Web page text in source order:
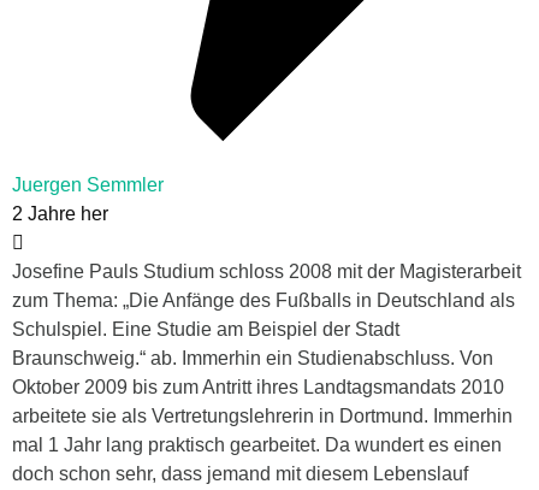
Juergen Semmler
2 Jahre her
Josefine Pauls Studium schloss 2008 mit der Magisterarbeit
zum Thema: „Die Anfänge des Fußballs in Deutschland als
Schulspiel. Eine Studie am Beispiel der Stadt
Braunschweig.“ ab. Immerhin ein Studienabschluss. Von
Oktober 2009 bis zum Antritt ihres Landtagsmandats 2010
arbeitete sie als Vertretungslehrerin in Dortmund. Immerhin
mal 1 Jahr lang praktisch gearbeitet. Da wundert es einen
doch schon sehr, dass jemand mit diesem Lebenslauf